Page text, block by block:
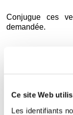
Ce site Web
Les identifiants
Conjugue ces
demandée.